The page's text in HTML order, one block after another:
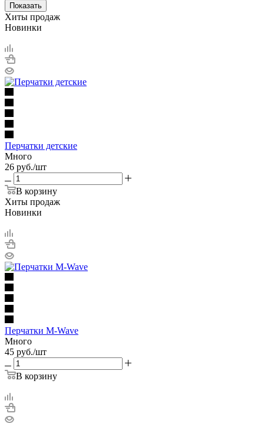
Показать
Хиты продаж
Новинки
Перчатки детские
Много
26 руб./шт
В корзину
Хиты продаж
Новинки
Перчатки M-Wave
Много
45 руб./шт
В корзину